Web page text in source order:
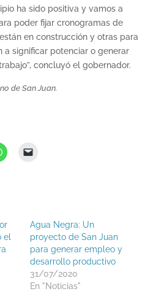
ha sido positiva y vamos a
poder fijar cronogramas de
en construcción y otras para
a significar potenciar o generar
concluyó el gobernador.
de San Juan.
el
Agua Negra: Un
proyecto de San Juan
para generar empleo y
desarrollo productivo
31/07/2020
En "Noticias"